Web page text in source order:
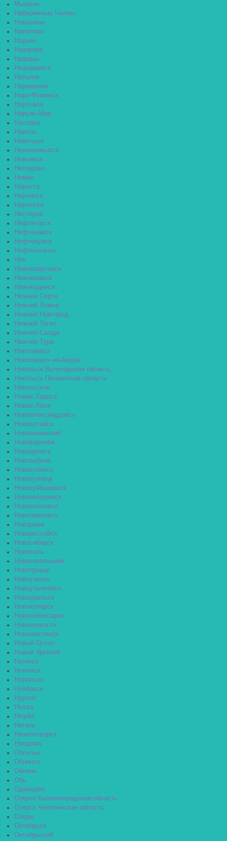
Мышкин
Набережные Челны
Навашино
Наволоки
Надым
Назарово
Назрань
Называевск
Нальчик
Нариманов
Наро-Фоминск
Нарткала
Нарьян-Мар
Находка
Невель
Невельск
Невинномысск
Невьянск
Нелидово
Неман
Нерехта
Нерчинск
Нерюнгри
Нестеров
Нефтегорск
Нефтекамск
Нефтекумск
Нефтеюганск
Нея
Нижневартовск
Нижнекамск
Нижнеудинск
Нижние Серги
Нижний Ломов
Нижний Новгород
Нижний Тагил
Нижняя Салда
Нижняя Тура
Николаевск
Николаевск-на-Амуре
Никольск Вологодская область
Никольск Пензенская область
Никольское
Новая Ладога
Новая Ляля
Новоалександровск
Новоалтайск
Новоаннинский
Нововоронеж
Новодвинск
Новозыбков
Новокубанск
Новокузнецк
Новокуйбышевск
Новомичуринск
Новомосковск
Новопавловск
Новоржев
Новороссийск
Новосибирск
Новосиль
Новосокольники
Новотроицк
Новоузенск
Новоульяновск
Новоуральск
Новохопёрск
Новочебоксарск
Новочеркасск
Новошахтинск
Новый Оскол
Новый Уренгой
Ногинск
Нолинск
Норильск
Ноябрьск
Нурлат
Нытва
Нюрба
Нягань
Нязелетворск
Няндома
Облучье
Обнинск
Обоянь
Обь
Одинцово
Озёрск Калининградская область
Озерск Челябинская область
Озеры
Октябрьск
Октябрьский